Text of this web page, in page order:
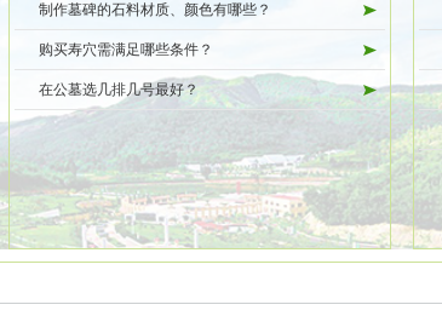
制作墓碑的石料材质、颜色有哪些？
购买寿穴需满足哪些条件？
在公墓选几排几号最好？